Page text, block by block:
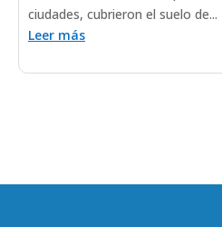
ciudades, cubrieron el suelo de...
Leer más